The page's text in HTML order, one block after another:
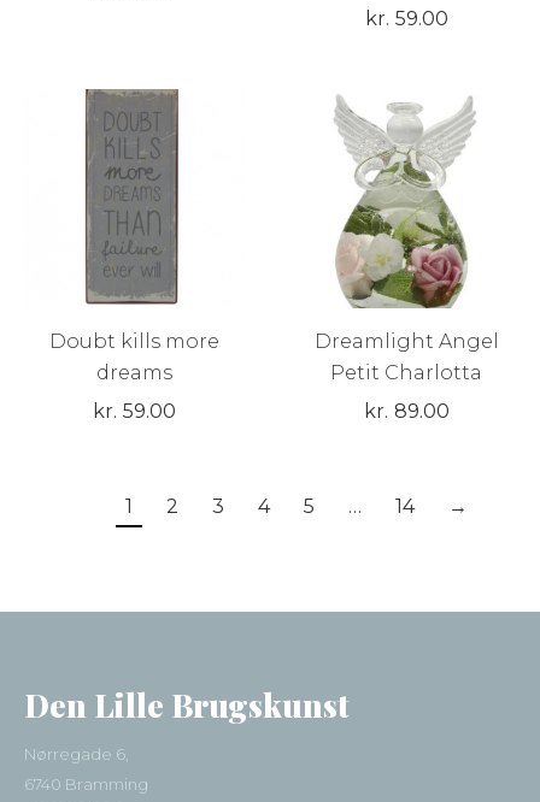
kr. 59.00
Doubt kills more
dreams
kr. 59.00
Dreamlight Angel
Petit Charlotta
kr. 89.00
1 2 3 4 5 … 14 →
Den Lille Brugskunst
Nørregade 6,
6740 Bramming